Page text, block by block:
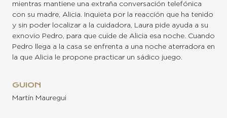
mientras mantiene una extraña conversación telefónica
con su madre, Alicia. Inquieta por la reacción que ha tenido
y sin poder localizar a la cuidadora, Laura pide ayuda a su
exnovio Pedro, para que cuide de Alicia esa noche. Cuando
Pedro llega a la casa se enfrenta a una noche aterradora en
la que Alicia le propone practicar un sádico juego.
GUION
Martín Mauregui